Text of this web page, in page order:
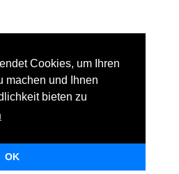
Cookies, um Ihren
machen und Ihnen
bieten zu
OK